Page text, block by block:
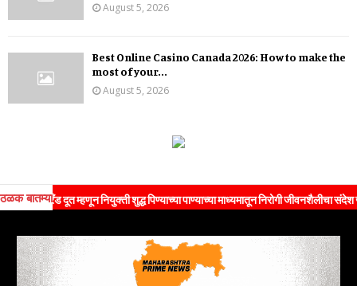
August 5, 2026
Best Online Casino Canada 2026: How to make the
most of your...
August 5, 2026
ठळक बातम्या
नियुक्ती शुद्ध पिण्याच्या पाण्याच्या माध्यमातून निरोगी जीवनशैलीचा संदेश जनतेपर्यंत